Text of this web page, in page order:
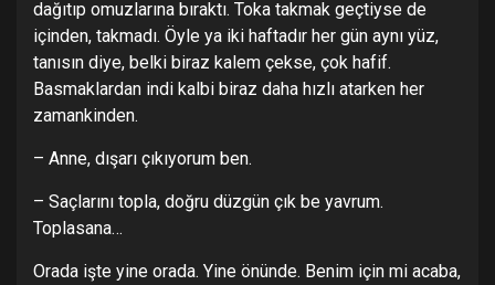
dağıtıp omuzlarına bıraktı. Toka takmak geçtiyse de
içinden, takmadı. Öyle ya iki haftadır her gün aynı yüz,
tanısın diye, belki biraz kalem çekse, çok hafif.
Basmaklardan indi kalbi biraz daha hızlı atarken her
zamankinden.
– Anne, dışarı çıkıyorum ben.
– Saçlarını topla, doğru düzgün çık be yavrum.
Toplasana…
Orada işte yine orada. Yine önünde. Benim için mi acaba,